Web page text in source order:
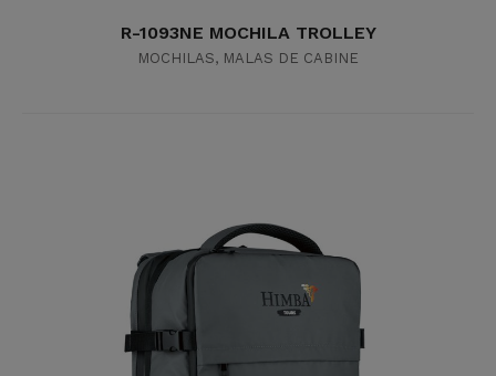
R-1093NE MOCHILA TROLLEY
MOCHILAS, MALAS DE CABINE